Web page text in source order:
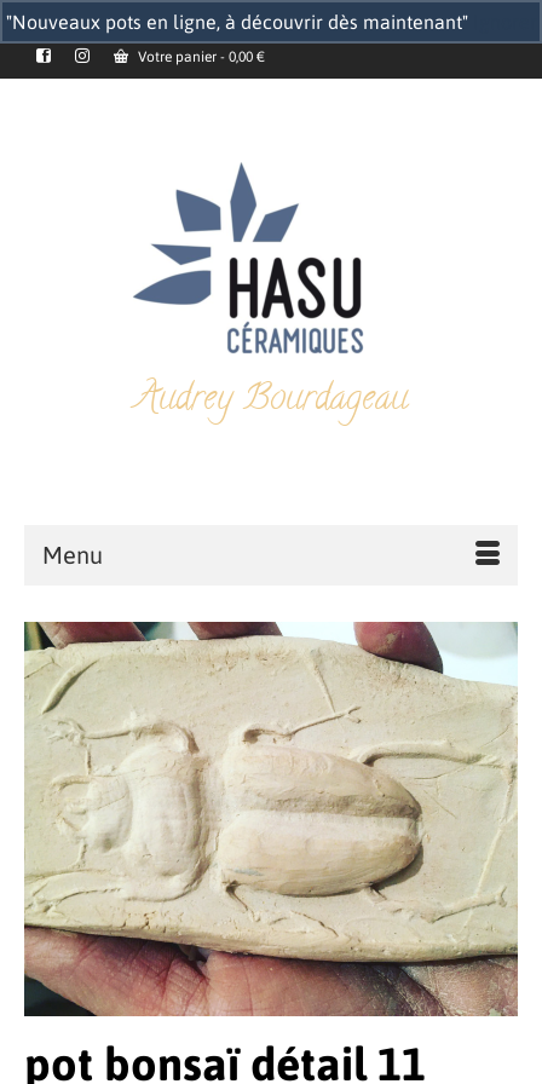
"Nouveaux pots en ligne, à découvrir dès maintenant"
Votre panier - 0,00 €
Audrey Bourdageau
Menu
pot bonsaï détail 11